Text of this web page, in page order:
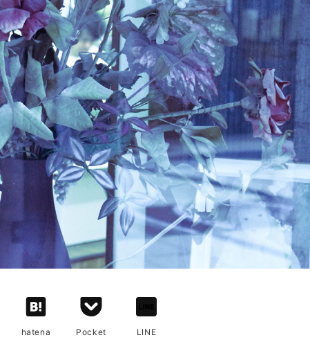
hatena Pocket LINE